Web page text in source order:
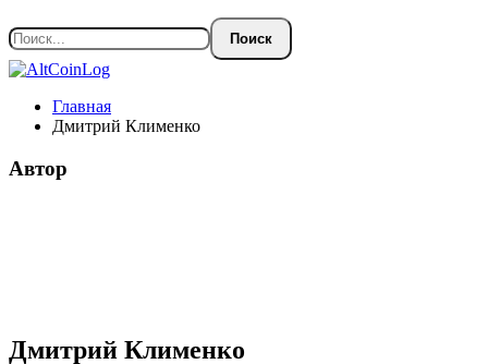
Главная
Дмитрий Клименко
Автор
Дмитрий Клименко